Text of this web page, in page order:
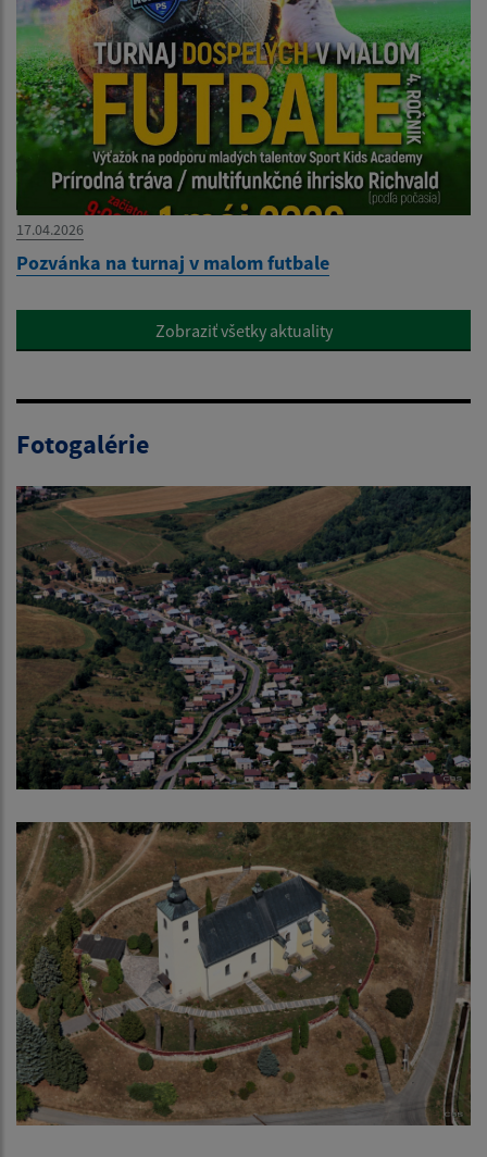
17.04.2026
Pozvánka na turnaj v malom futbale
Zobraziť všetky aktuality
Fotogalérie